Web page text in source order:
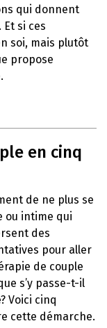
qui donnent
Et si ces
soi, mais plutôt
propose
en cinq
de ne plus se
ou intime qui
des
pour aller
de couple
s’y passe-t-il
Voici cinq
cette démarche.